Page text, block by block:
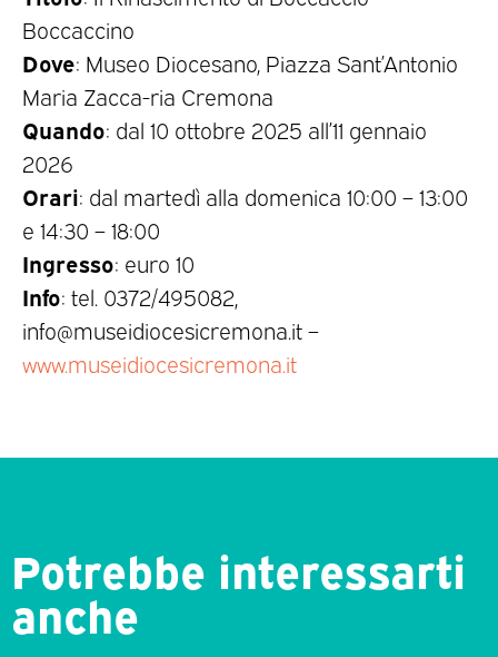
Boccaccino
Dove: Museo Diocesano, Piazza Sant’Antonio
Maria Zacca-ria Cremona
Quando: dal 10 ottobre 2025 all’11 gennaio
2026
Orari: dal martedì alla domenica 10:00 – 13:00
e 14:30 – 18:00
Ingresso: euro 10
Info: tel. 0372/495082,
info@museidiocesicremona.it –
www.museidiocesicremona.it
Potrebbe interessarti
anche